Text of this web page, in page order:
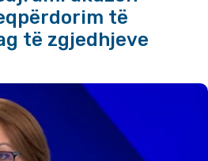
të
të zgjedhjeve